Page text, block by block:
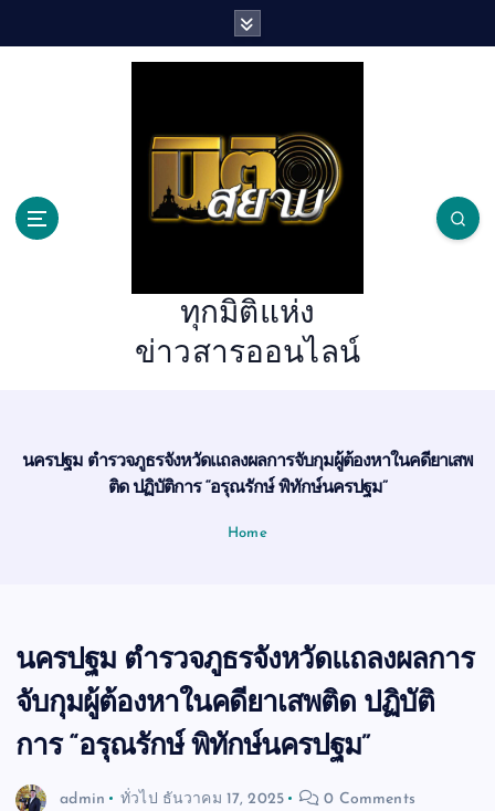
ทุกมิติแห่ง
ข่าวสารออนไลน์
นครปฐม ตำรวจภูธรจังหวัดแถลงผลการจับกุมผู้ต้องหาในคดียาเสพ
ติด ปฏิบัติการ “อรุณรักษ์ พิทักษ์นครปฐม”
Home
นครปฐม ตำรวจภูธรจังหวัดแถลงผลการ
จับกุมผู้ต้องหาในคดียาเสพติด ปฏิบัติ
การ “อรุณรักษ์ พิทักษ์นครปฐม”
admin ทั่วไป ธันวาคม 17, 2025 0 Comments